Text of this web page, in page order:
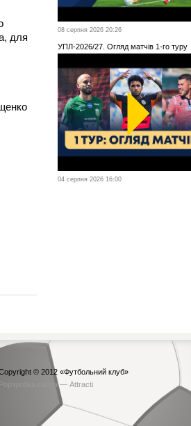
для
08 серпня 2026 20:26
УПЛ-2026/27. Огляд матчів 1-го туру
04 серпня 2026 16:00
© 2012 «Футбольний клуб»
Рорзробка сайта — Attracti